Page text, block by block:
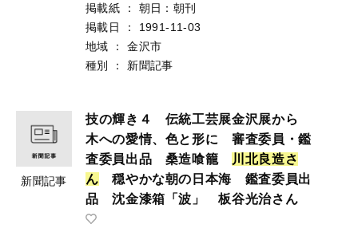
掲載紙 ：
朝日：朝刊
掲載日
：
1991-11-03
地域
：
金沢市
種別
： 新聞記事
新聞記事
技の輝き４ 伝統工芸展金沢展から
木への愛情、色と形に 審査委員・鑑
査委員出品 桑造喰籠
川 北 良造さ
ん 穏やかな朝の日本海 鑑査委員出
品 沈金漆箱「波」 板谷光治さん